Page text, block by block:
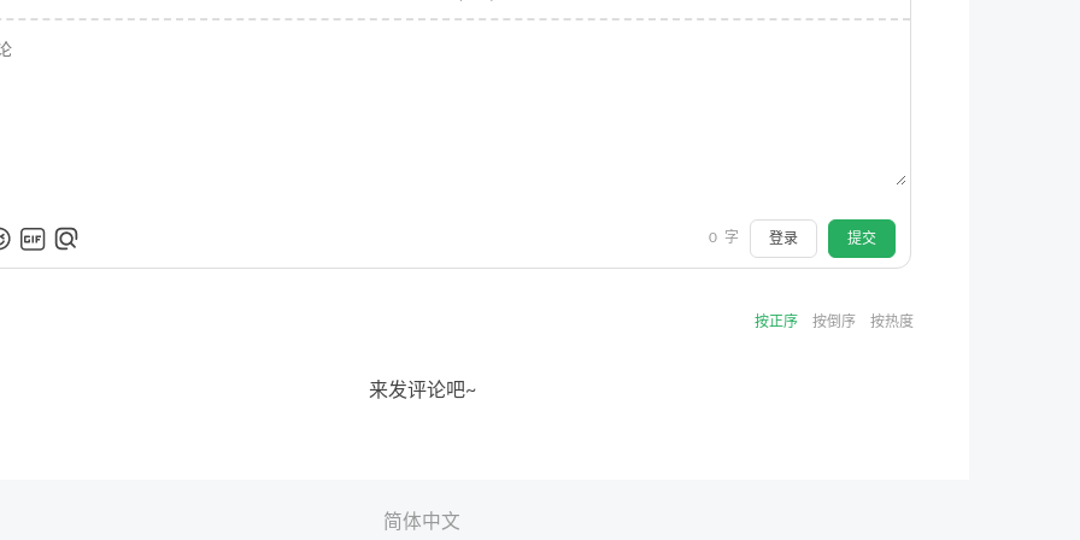
0 字 登录 提交
按正序 按倒序 按热度
来发评论吧~
简体中文